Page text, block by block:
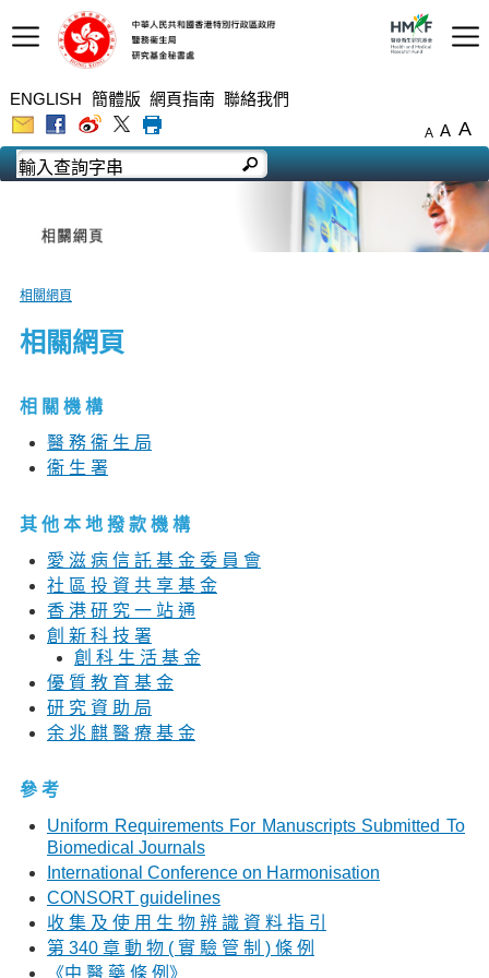
ENGLISH 簡體版 網頁指南 聯絡我們
A A A
相關網頁
相關網頁
相 關 機 構
醫 務 衞 生 局
衞 生 署
其 他 本 地 撥 款 機 構
愛 滋 病 信 託 基 金 委 員 會
社 區 投 資 共 享 基 金
香 港 研 究 一 站 通
創 新 科 技 署
創 科 生 活 基 金
優 質 教 育 基 金
研 究 資 助 局
余 兆 麒 醫 療 基 金
參 考
Uniform Requirements For Manuscripts Submitted To
Biomedical Journals
International Conference on Harmonisation
CONSORT guidelines
收 集 及 使 用 生 物 辨 識 資 料 指 引
第 340 章 動 物 ( 實 驗 管 制 ) 條 例
《中 醫 藥 條 例》